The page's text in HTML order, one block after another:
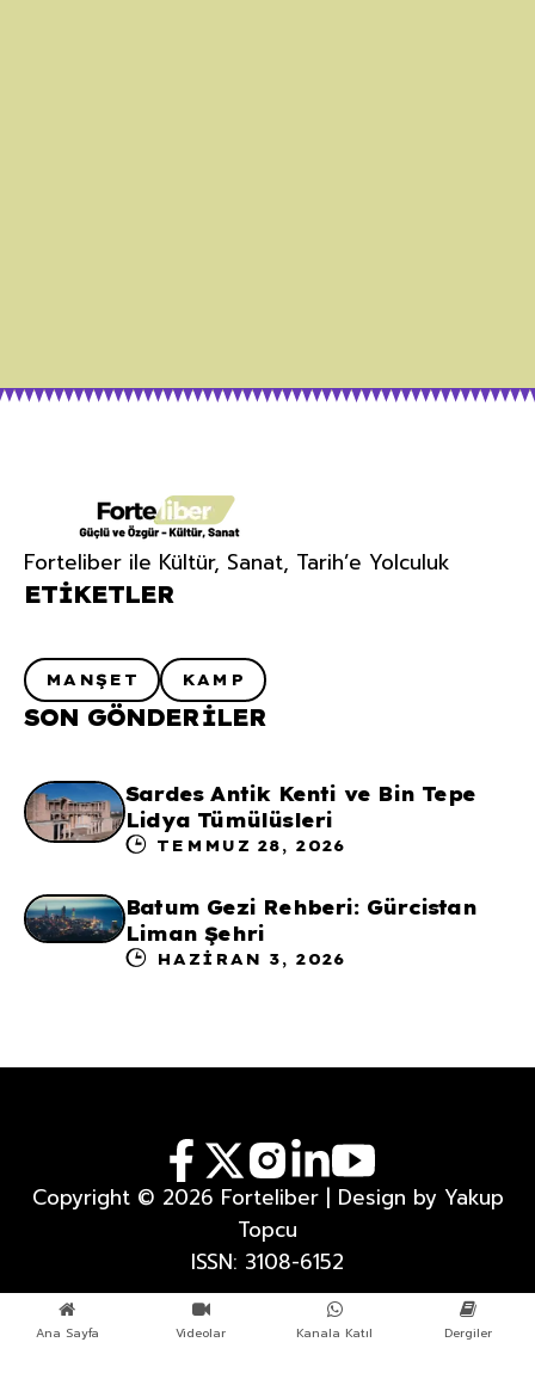
Forteliber ile Kültür, Sanat, Tarih’e Yolculuk
ETIKETLER
MANŞET KAMP
SON GÖNDERILER
Sardes Antik Kenti ve Bin Tepe
Lidya Tümülüsleri
TEMMUZ 28, 2026
Batum Gezi Rehberi: Gürcistan
Liman Şehri
HAZIRAN 3, 2026
Copyright © 2026 Forteliber | Design by Yakup
Topcu
ISSN: 3108-6152
Ana Sayfa Videolar Kanala Katıl Dergiler